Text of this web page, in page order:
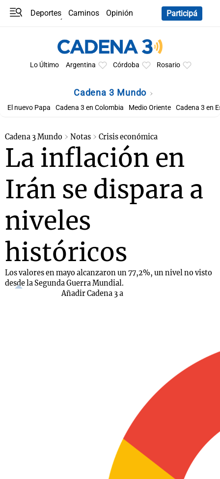
Deportes Caminos
Opinión
Participá
Lo Último Argentina Córdoba Rosario
Cadena 3 Mundo
El nuevo Papa Cadena 3 en Colombia Medio Oriente Cadena 3 en
Cadena 3 Mundo Notas Crisis económica
La inflación en
Irán se dispara a
niveles
históricos
Los valores en mayo alcanzaron un 77,2%, un nivel no visto
desde la Segunda Guerra Mundial.
Añadir Cadena 3 a